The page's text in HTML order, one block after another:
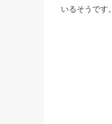
いるそうです。